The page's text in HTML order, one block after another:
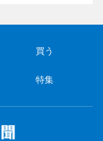
買う
特集